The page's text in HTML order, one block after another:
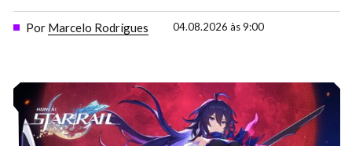
Por Marcelo Rodrigues 04.08.2026 às 9:00